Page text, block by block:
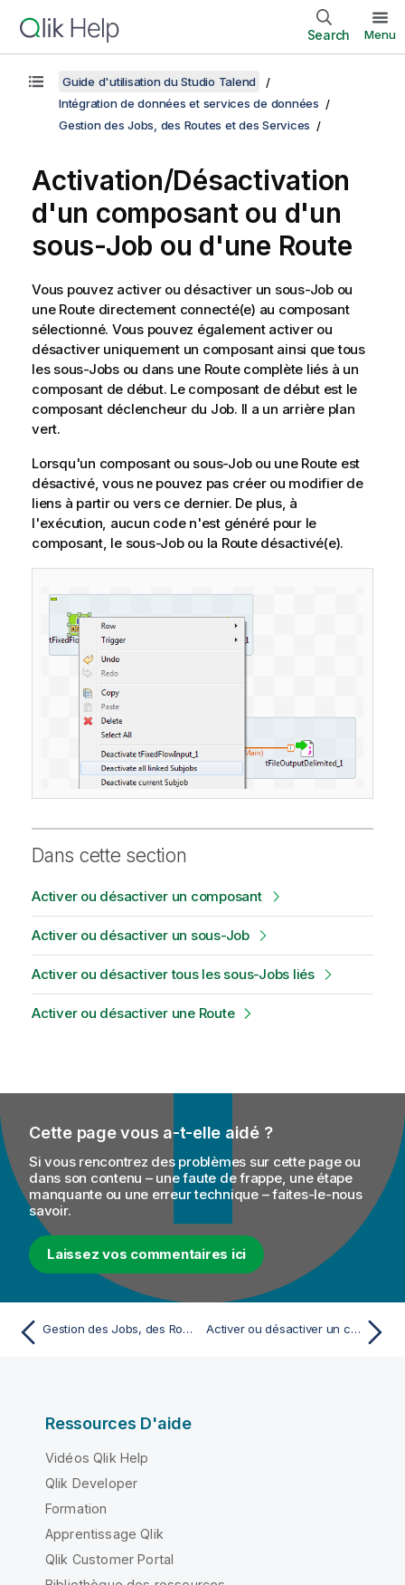
Search Menu
Guide d'utilisation du Studio Talend
Intégration de données et services de données
Gestion des Jobs, des Routes et des Services
Activation/Désactivation
d'un composant ou d'un
sous-Job ou d'une Route
Vous pouvez activer ou désactiver un sous-Job ou
une Route directement connecté(e) au composant
sélectionné. Vous pouvez également activer ou
désactiver uniquement un composant ainsi que tous
les sous-Jobs ou dans une Route complète liés à un
composant de début. Le composant de début est le
composant déclencheur du Job. Il a un arrière plan
vert.
Lorsqu'un composant ou sous-Job ou une Route est
désactivé, vous ne pouvez pas créer ou modifier de
liens à partir ou vers ce dernier. De plus, à
l'exécution, aucun code n'est généré pour le
composant, le sous-Job ou la Route désactivé(e).
Dans cette section
Activer ou désactiver un composant
Activer ou désactiver un sous-Job
Activer ou désactiver tous les sous-Jobs liés
Activer ou désactiver une Route
Cette page vous a-t-elle aidé ?
Si vous rencontrez des problèmes sur cette page ou
dans son contenu – une faute de frappe, une étape
manquante ou une erreur technique – faites-le-nous
savoir.
Laissez vos commentaires ici
Gestion des Jobs, des Routes et des Services Activer ou désactiver un composant
Ressources D'aide
Vidéos Qlik Help
Qlik Developer
Formation
Apprentissage Qlik
Qlik Customer Portal